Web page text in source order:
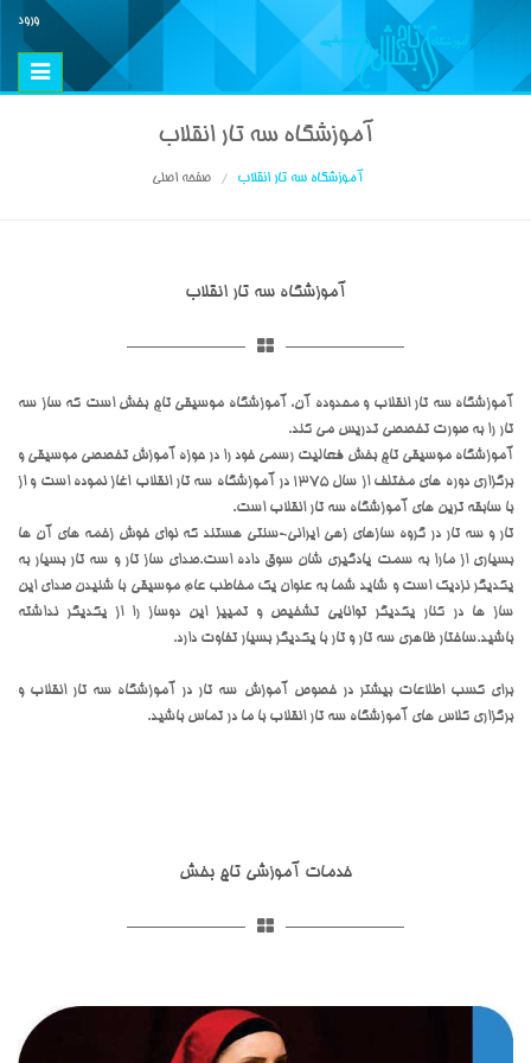
ورود
Toggle
آموزشگاه سه تار انقلاب
آموزشگاه سه تار انقلاب صفحه اصلی
آموزشگاه سه تار انقلاب
آموزشگاه سه تار انقلاب و محدوده آن، آموزشگاه موسیقی تاج بخش است که ساز سه
تار را به صورت تخصصی تدریس می کند.
آموزشگاه موسیقی تاج بخش فعالیت رسمی خود را در حوزه آموزش تخصصی موسیقی و
برگزاری دوره های مختلف از سال 1375 در آموزشگاه سه تار انقلاب اغاز نموده است و از
با سابقه ترین های آموزشگاه سه تار انقلاب است.
تار و سه تار در گروه سازهای زهی ایرانی-سنتی هستند که نوای خوش زخمه های آن ها
بسیاری از مارا به سمت یادگیری شان سوق داده است.صدای ساز تار و سه تار بسیار به
یکدیگر نزدیک است و شاید شما به عنوان یک مخاطب عام موسیقی با شنیدن صدای این
ساز ها در کنار یکدیگر توانایی تشخیص و تمییز این دوساز را از یکدیگر نداشته
باشید.ساختار ظاهری سه تار و تار با یکدیگر بسیار تفاوت دارد.
برای کسب اطلاعات بیشتر در خصوص آموزش سه تار در آموزشگاه سه تار انقلاب و
برگزاری کلاس های آموزشگاه سه تار انقلاب با ما در تماس باشید.
خدمات آموزشی تاج بخش